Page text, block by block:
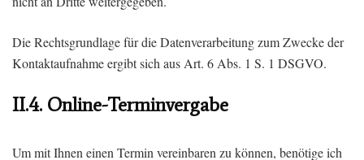
Die Rechtsgrundlage für die Datenverarbeitung zum Zwecke der
Kontaktaufnahme ergibt sich aus Art. 6 Abs. 1 S. 1 DSGVO.
II.4. Online-Terminvergabe
Um mit Ihnen einen Termin vereinbaren zu können, benötige ich